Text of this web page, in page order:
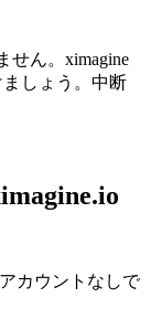
せん。ximagine
しょう。中断
カウントなしで